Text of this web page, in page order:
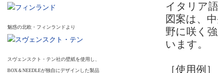
魅惑の北欧・フィンランドより
スヴェンスクト・テン社の壁紙を使用し、
BOX＆NEEDLEが独自にデザインした製品
イタリア
図案は、
野に咲く
います。
［使用例］